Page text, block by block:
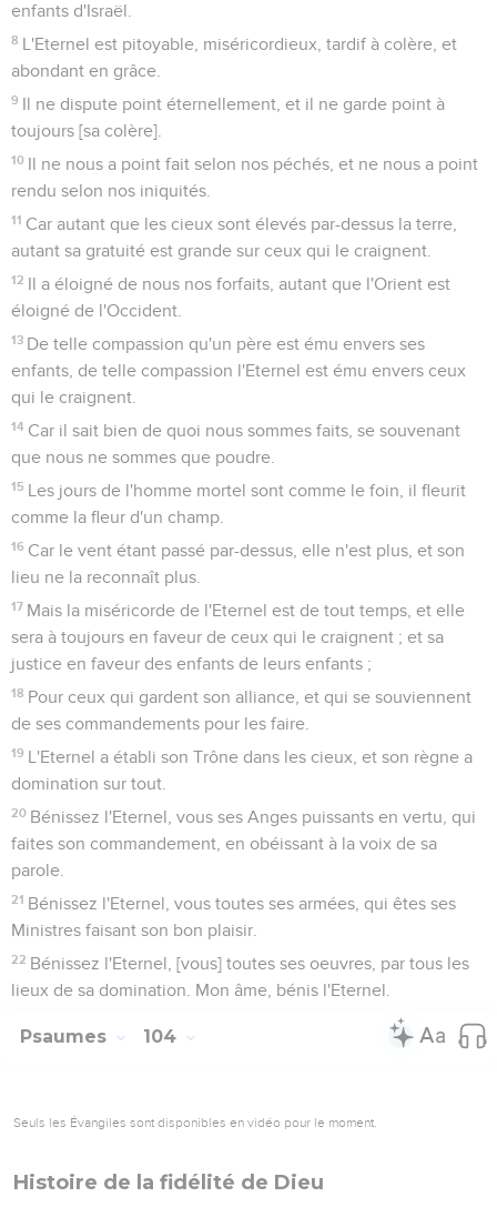
enfants d'Israël.
8 L'Eternel est pitoyable, miséricordieux, tardif à colère, et
abondant en grâce.
9 Il ne dispute point éternellement, et il ne garde point à
toujours [sa colère].
10 Il ne nous a point fait selon nos péchés, et ne nous a point
rendu selon nos iniquités.
11 Car autant que les cieux sont élevés par-dessus la terre,
autant sa gratuité est grande sur ceux qui le craignent.
12 Il a éloigné de nous nos forfaits, autant que l'Orient est
éloigné de l'Occident.
13 De telle compassion qu'un père est ému envers ses
enfants, de telle compassion l'Eternel est ému envers ceux
qui le craignent.
14 Car il sait bien de quoi nous sommes faits, se souvenant
que nous ne sommes que poudre.
15 Les jours de l'homme mortel sont comme le foin, il fleurit
comme la fleur d'un champ.
16 Car le vent étant passé par-dessus, elle n'est plus, et son
lieu ne la reconnaît plus.
17 Mais la miséricorde de l'Eternel est de tout temps, et elle
sera à toujours en faveur de ceux qui le craignent ; et sa
justice en faveur des enfants de leurs enfants ;
18 Pour ceux qui gardent son alliance, et qui se souviennent
de ses commandements pour les faire.
19 L'Eternel a établi son Trône dans les cieux, et son règne a
domination sur tout.
20 Bénissez l'Eternel, vous ses Anges puissants en vertu, qui
faites son commandement, en obéissant à la voix de sa
parole.
21 Bénissez l'Eternel, vous toutes ses armées, qui êtes ses
Ministres faisant son bon plaisir.
22 Bénissez l'Eternel, [vous] toutes ses oeuvres, par tous les
lieux de sa domination. Mon âme, bénis l'Eternel.
Psaumes 104
Seuls les Évangiles sont disponibles en vidéo pour le moment.
Histoire de la fidélité de Dieu